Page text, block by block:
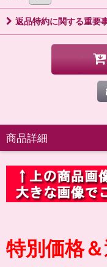
返品特約に関する重要
商品詳細
特別価格